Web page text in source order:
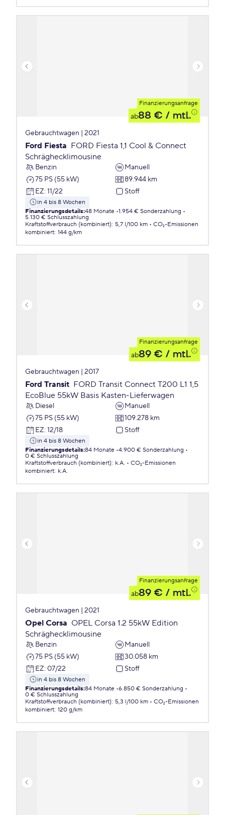
Finanzierungsanfrage
ab88 € / mtl.
Gebrauchtwagen | 2021
Ford Fiesta FORD Fiesta 1,1 Cool & Connect
Schräghecklimousine
Benzin
Manuell
75 PS (55 kW)
89.944 km
EZ: 11/22 Stoff
in 4 bis 8 Wochen
Finanzierungsdetails:48 Monate 1.954 € Sonderzahlung
5.130 € Schlusszahlung
Kraftstoffverbrauch (kombiniert): 5,7 l/100 km
CO₂-Emissionen
kombiniert: 144 g/km
Finanzierungsanfrage
ab89 € / mtl.
Gebrauchtwagen | 2017
Ford Transit FORD Transit Connect T200 L1 1,5
EcoBlue 55kW Basis Kasten-Lieferwagen
Diesel
Manuell
75 PS (55 kW)
109.278 km
EZ: 12/18 Stoff
in 4 bis 8 Wochen
Finanzierungsdetails:84 Monate 4.900 € Sonderzahlung
0 € Schlusszahlung
Kraftstoffverbrauch (kombiniert): k.A.
CO₂-Emissionen
kombiniert: k.A.
Finanzierungsanfrage
ab89 € / mtl.
Gebrauchtwagen | 2021
Opel Corsa OPEL Corsa 1.2 55kW Edition
Schräghecklimousine
Benzin
Manuell
75 PS (55 kW)
30.058 km
EZ: 07/22 Stoff
in 4 bis 8 Wochen
Finanzierungsdetails:84 Monate 6.850 € Sonderzahlung
0 € Schlusszahlung
Kraftstoffverbrauch (kombiniert): 5,3 l/100 km
CO₂-Emissionen
kombiniert: 120 g/km